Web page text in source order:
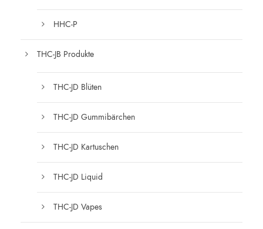
HHC-P
THC-JB Produkte
THC-JD Blüten
THC-JD Gummibärchen
THC-JD Kartuschen
THC-JD Liquid
THC-JD Vapes